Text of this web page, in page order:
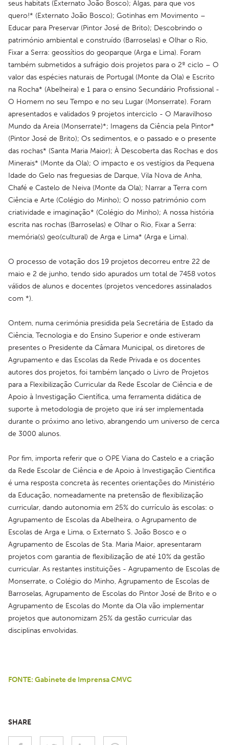
seus habitats (Externato João Bosco); Algas, para que vos
quero!* (Externato João Bosco); Gotinhas em Movimento –
Educar para Preservar (Pintor José de Brito); Descobrindo o
património ambiental e construído (Barroselas) e Olhar o Rio,
Fixar a Serra: geossítios do geoparque (Arga e Lima). Foram
também submetidos a sufrágio dois projetos para o 2º ciclo – O
valor das espécies naturais de Portugal (Monte da Ola) e Escrito
na Rocha* (Abelheira) e 1 para o ensino Secundário Profissional -
O Homem no seu Tempo e no seu Lugar (Monserrate). Foram
apresentados e validados 9 projetos interciclo - O Maravilhoso
Mundo da Areia (Monserrate)*; Imagens da Ciência pela Pintor*
(Pintor José de Brito); Os sedimentos, e o passado e o presente
das rochas* (Santa Maria Maior); À Descoberta das Rochas e dos
Minerais* (Monte da Ola); O impacto e os vestígios da Pequena
Idade do Gelo nas freguesias de Darque, Vila Nova de Anha,
Chafé e Castelo de Neiva (Monte da Ola); Narrar a Terra com
Ciência e Arte (Colégio do Minho); O nosso património com
criatividade e imaginação* (Colégio do Minho); A nossa história
escrita nas rochas (Barroselas) e Olhar o Rio, Fixar a Serra:
memória(s) geo(cultural) de Arga e Lima* (Arga e Lima).
O processo de votação dos 19 projetos decorreu entre 22 de
maio e 2 de junho, tendo sido apurados um total de 7458 votos
válidos de alunos e docentes (projetos vencedores assinalados
com *).
Ontem, numa cerimónia presidida pela Secretária de Estado da
Ciência, Tecnologia e do Ensino Superior e onde estiveram
presentes o Presidente da Câmara Municipal, os diretores de
Agrupamento e das Escolas da Rede Privada e os docentes
autores dos projetos, foi também lançado o Livro de Projetos
para a Flexibilização Curricular da Rede Escolar de Ciência e de
Apoio à Investigação Científica, uma ferramenta didática de
suporte à metodologia de projeto que irá ser implementada
durante o próximo ano letivo, abrangendo um universo de cerca
de 3000 alunos.
Por fim, importa referir que o OPE Viana do Castelo e a criação
da Rede Escolar de Ciência e de Apoio à Investigação Cientifica
é uma resposta concreta às recentes orientações do Ministério
da Educação, nomeadamente na pretensão de flexibilização
curricular, dando autonomia em 25% do currículo às escolas: o
Agrupamento de Escolas da Abelheira, o Agrupamento de
Escolas de Arga e Lima, o Externato S. João Bosco e o
Agrupamento de Escolas de Sta. Maria Maior, apresentaram
projetos com garantia de flexibilização de até 10% da gestão
curricular. As restantes instituições - Agrupamento de Escolas de
Monserrate, o Colégio do Minho, Agrupamento de Escolas de
Barroselas, Agrupamento de Escolas do Pintor José de Brito e o
Agrupamento de Escolas do Monte da Ola vão implementar
projetos que autonomizam 25% da gestão curricular das
disciplinas envolvidas.
FONTE: Gabinete de Imprensa CMVC
SHARE